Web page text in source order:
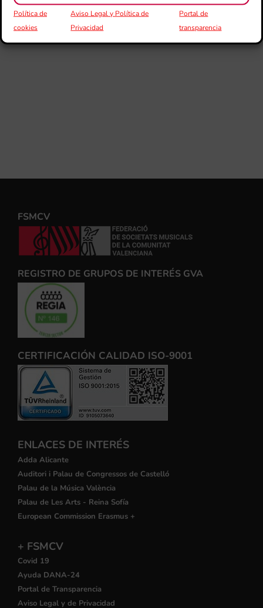
Política de
cookies
Aviso Legal y Política de
Privacidad
Portal de
transparencia
FSMCV
REGISTRO DE GRUPOS DE INTERÉS GVA
CERTIFICACIÓN CALIDAD ISO-9001
ENLACES DE INTERÉS
Adda Alicante
Auditori i Palau de Congressos de Castelló
Palau de la Música València
Palau de Les Arts - Reina Sofía
European Commission Erasmus +
+ FSMCV
Covid 19
Ayuda DANA-24
Portal de Transparencia
Aviso Legal y de Privacidad